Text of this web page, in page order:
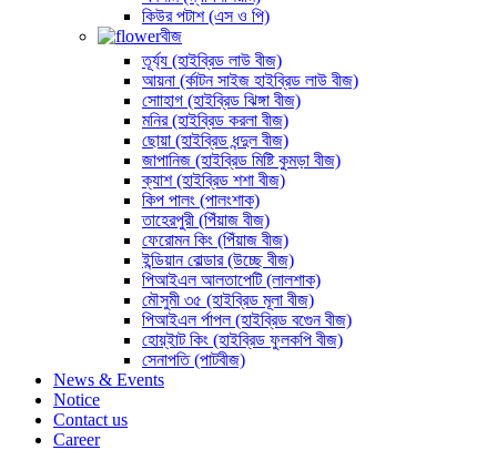
কিউর পটাশ (এস ও পি)
বীজ
তূর্য্য (হাইব্রিড লাউ বীজ)
আয়না (র্কাটন সাইজ হাইব্রিড লাউ বীজ)
সোাহাগ (হাইব্রিড ঝিঙ্গা বীজ)
মনির (হাইব্রিড করলা বীজ)
ছোয়া (হাইব্রিড ধন্দুল বীজ)
জাপানিজ (হাইব্রিড মিষ্টি কুমড়া বীজ)
ক্যাশ (হাইব্রিড শশা বীজ)
কিপ পালং (পালংশাক)
তাহেরপুরী (পিঁয়াজ বীজ)
ফেরোমন কিং (পিঁয়াজ বীজ)
ইন্ডিয়ান বোল্ডার (উচ্ছে বীজ)
পিআইএল আলতাপেটি (লালশাক)
মৌসুমী ৩৫ (হাইব্রিড মূলা বীজ)
পিআইএল র্পাপল (হাইব্রিড বগেুন বীজ)
হোয়্ইাট কিং (হাইব্রিড ফুলকপি বীজ)
সেনাপতি (পাটবীজ)
News & Events
Notice
Contact us
Career